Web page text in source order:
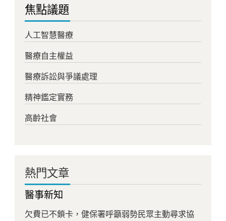
焦點議題
人工智慧醫療
醫療自主權益
醫療訴訟與爭議處理
精神鑑定實務
高齡社會
熱門文章
醫事新知
欠費已不鎖卡，健保署呼籲弱勢民眾主動尋求協